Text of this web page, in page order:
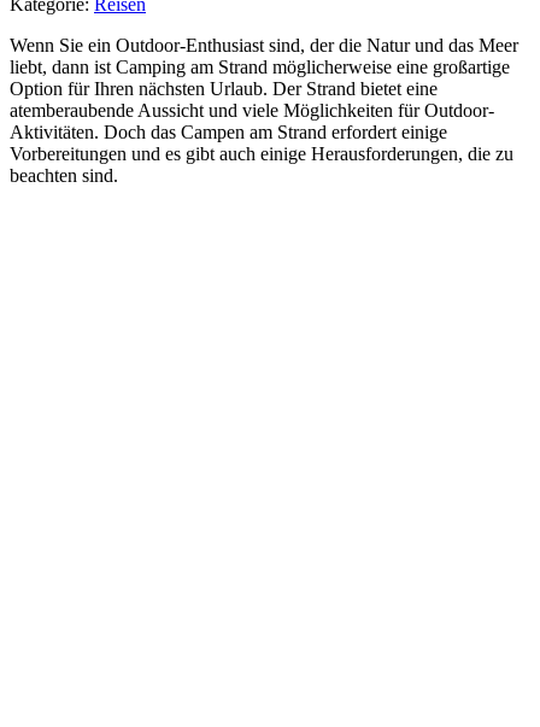
Wenn Sie ein Outdoor-Enthusiast sind, der die Natur und das Meer
liebt, dann ist Camping am Strand möglicherweise eine großartige
Option für Ihren nächsten Urlaub. Der Strand bietet eine
atemberaubende Aussicht und viele Möglichkeiten für Outdoor-
Aktivitäten. Doch das Campen am Strand erfordert einige
Vorbereitungen und es gibt auch einige Herausforderungen, die zu
beachten sind.